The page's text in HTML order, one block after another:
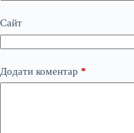
Сайт
Додати коментар *